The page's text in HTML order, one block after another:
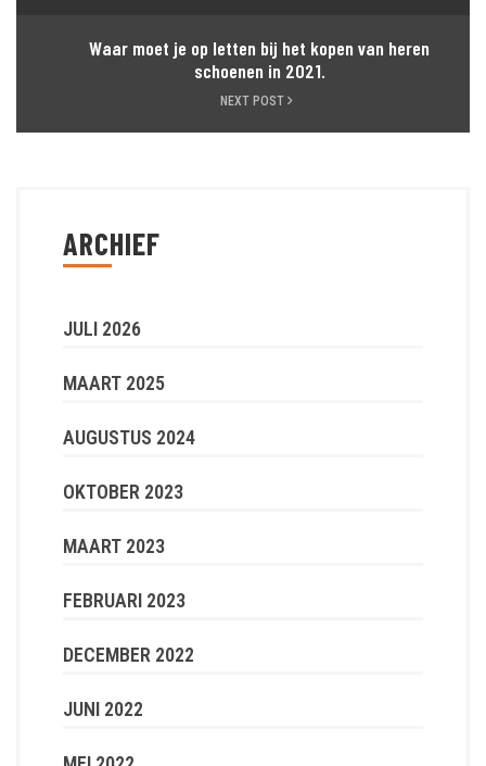
Waar moet je op letten bij het kopen van heren
schoenen in 2021.
NEXT POST
ARCHIEF
JULI 2026
MAART 2025
AUGUSTUS 2024
OKTOBER 2023
MAART 2023
FEBRUARI 2023
DECEMBER 2022
JUNI 2022